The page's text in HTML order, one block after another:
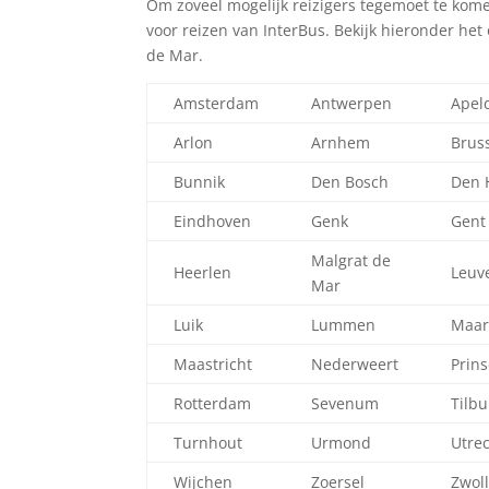
Om zoveel mogelijk reizigers tegemoet te
voor reizen van InterBus. Bekijk hieronder
de Mar.
Amsterdam Antwerpen
Arlon
Arnhem
Bunnik
Den Bosch
Den
Eindhoven
Genk Gent
Heerlen
Malgrat de
Mar
Luik Lummen
Maastricht
Nederweert
Rotterdam
Sevenum
Turnhout
Urmond
Wijchen
Zoersel